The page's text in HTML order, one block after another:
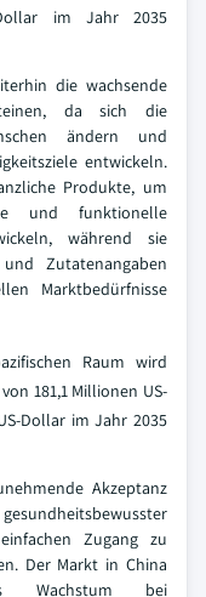
im Jahr 2035
die wachsende
da sich die
ändern und
entwickeln.
Produkte, um
und funktionelle
während sie
Zutatenangaben
Marktbedürfnisse
Raum wird
181,1 Millionen US-
Dollar im Jahr 2035
Akzeptanz
Zugang zu
Der Markt in China
Wachstum bei